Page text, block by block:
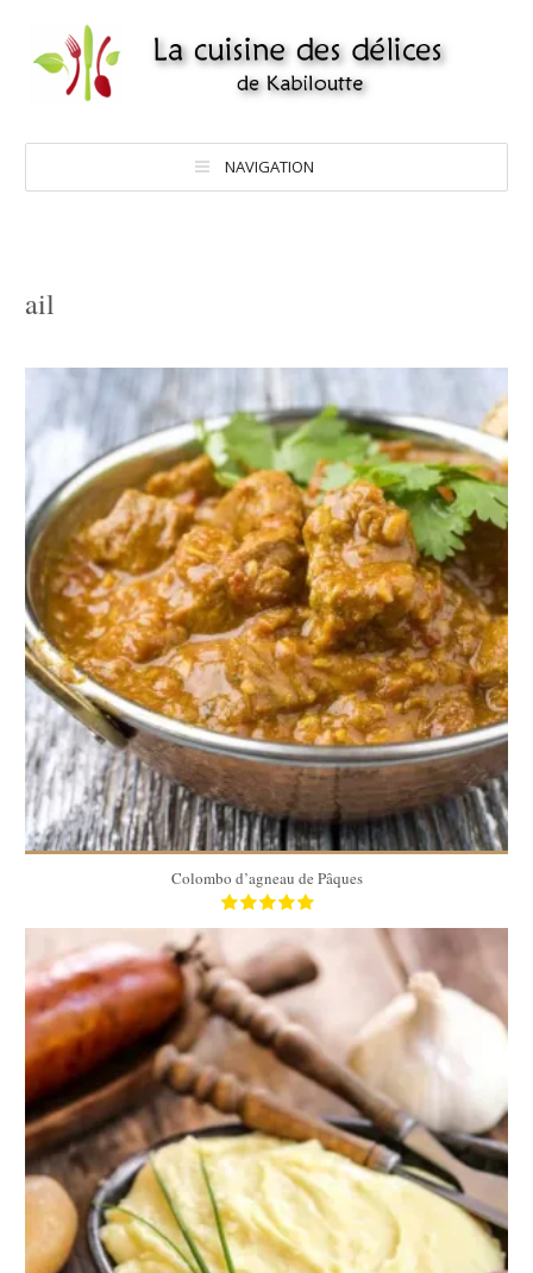
NAVIGATION
ail
6
60 Min
Colombo d’agneau de Pâques
4
30 Min